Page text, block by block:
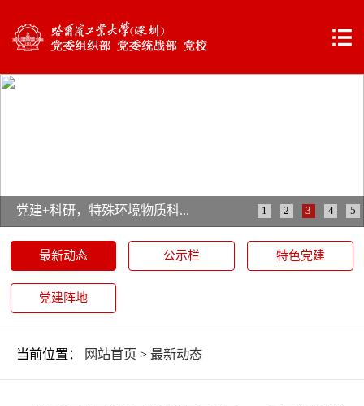
党建+科研，特殊环境物质科... 1 2 3 4 5
最新动态 公示栏 特色党建
党建阵地
当前位置： 网站首页 > 最新动态